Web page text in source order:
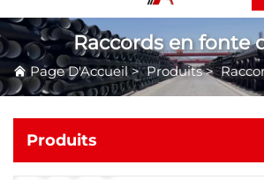
Raccords en fonte
Page D'Accueil>Produits>
Produits